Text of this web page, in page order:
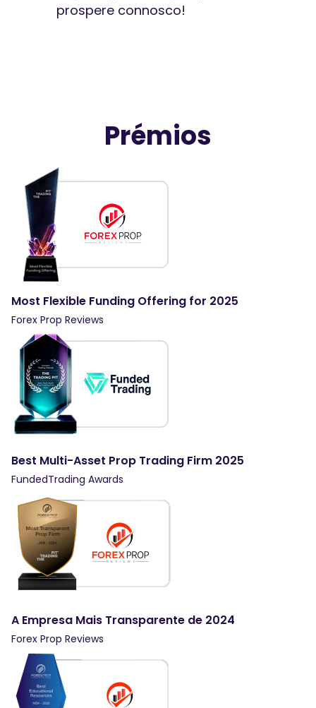
prospere connosco!
Prémios
Most Flexible Funding Offering for 2025
Forex Prop Reviews
Best Multi-Asset Prop Trading Firm 2025
FundedTrading Awards
A Empresa Mais Transparente de 2024
Forex Prop Reviews